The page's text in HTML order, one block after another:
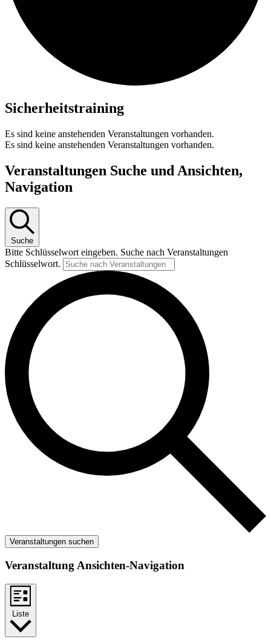
Sicherheitstraining
Es sind keine anstehenden Veranstaltungen vorhanden.
Es sind keine anstehenden Veranstaltungen vorhanden.
Veranstaltungen Suche und Ansichten,
Navigation
Suche
Bitte Schlüsselwort eingeben. Suche nach Veranstaltungen
Schlüsselwort.
Veranstaltungen suchen
Veranstaltung Ansichten-Navigation
Liste